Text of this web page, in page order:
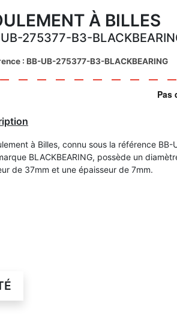
À BILLES
275377-B3-
: BB-UB-275377-B3-BLACKBEARING
à Billes, connu sous la référence BB-
BLACKBEARING, possède un
de 37mm et une épaisseur de 7mm.